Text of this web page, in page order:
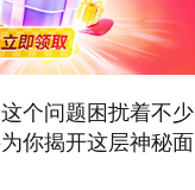
个问题困扰着不少
你揭开这层神秘面